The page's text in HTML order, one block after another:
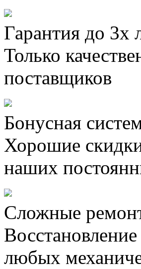
Гарантия до 3х
Только
поставщиков
Бонусная
Хорошие
наших
Сложные
любых